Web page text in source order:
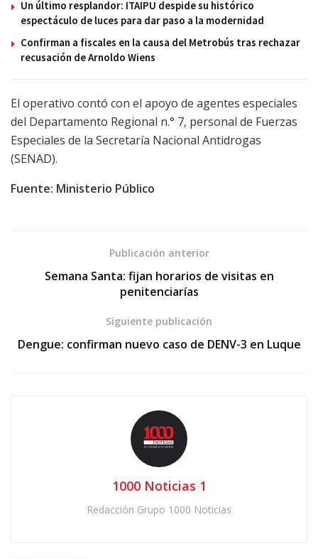
Un último resplandor: ITAIPU despide su histórico
espectáculo de luces para dar paso a la modernidad
Confirman a fiscales en la causa del Metrobús tras rechazar
recusación de Arnoldo Wiens
El operativo contó con el apoyo de agentes especiales
del Departamento Regional n.° 7, personal de Fuerzas
Especiales de la Secretaría Nacional Antidrogas
(SENAD).
Fuente: Ministerio Público
Publicación anterior
Semana Santa: fijan horarios de visitas en
penitenciarías
Siguiente publicación
Dengue: confirman nuevo caso de DENV-3 en Luque
1000 Noticias 1
Redacción Grupo 1000 Noticias